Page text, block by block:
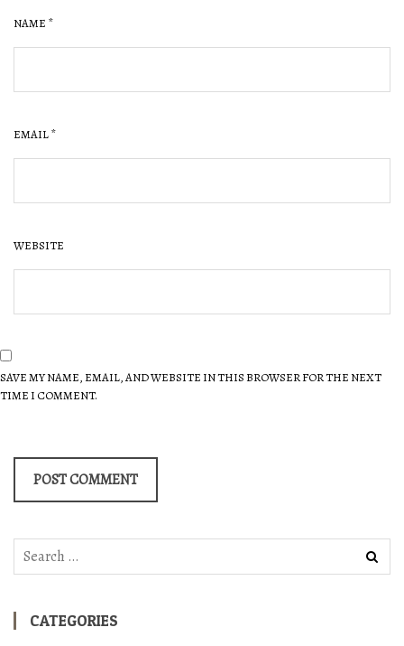
NAME *
EMAIL*
WEBSITE
SAVE MY NAME, EMAIL, AND WEBSITE IN THIS BROWSER FOR THE NEXT
TIME I COMMENT.
Search
for:
CATEGORIES